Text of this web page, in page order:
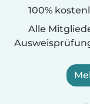
100%
Alle